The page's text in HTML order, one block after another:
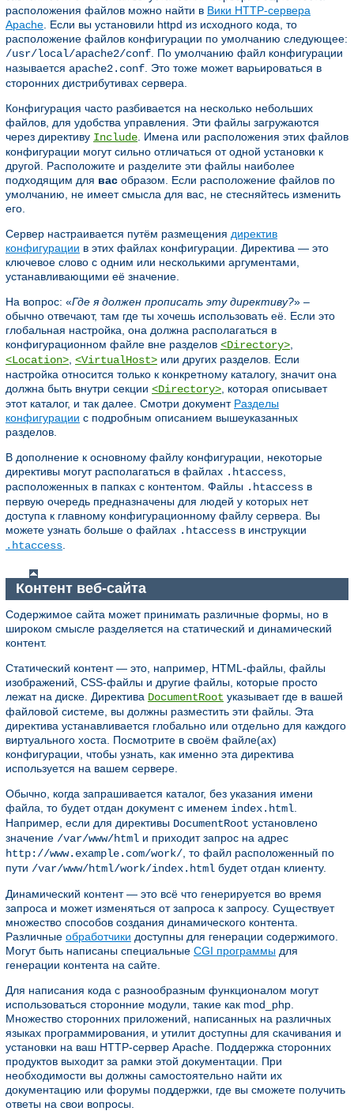
расположения файлов можно найти в Вики HTTP-сервера
Apache . Если вы установили httpd из исходного кода, то
расположение файлов конфигурации по умолчанию следующее:
/usr/local/apache2/conf . По умолчанию файл конфигурации
называется apache2.conf . Это тоже может варьироваться в
сторонних дистрибутивах сервера.
Конфигурация часто разбивается на несколько небольших
файлов, для удобства управления. Эти файлы загружаются
через директиву Include . Имена или расположения этих файлов
конфигурации могут сильно отличаться от одной установки к
другой. Расположите и разделите эти файлы наиболее
подходящим для вас образом. Если расположение файлов по
умолчанию, не имеет смысла для вас, не стесняйтесь изменить
его.
Сервер настраивается путём размещения директив
конфигурации в этих файлах конфигурации. Директива — это
ключевое слово с одним или несколькими аргументами,
устанавливающими её значение.
На вопрос: «Где я должен прописать эту директиву?» –
обычно отвечают, там где ты хочешь использовать её. Если это
глобальная настройка, она должна располагаться в
конфигурационном файле вне разделов <Directory>
<Location> <VirtualHost> или других разделов. Если
настройка относится только к конкретному каталогу, значит она
должна быть внутри секции <Directory> , которая описывает
этот каталог, и так далее. Смотри документ Разделы
конфигурации с подробным описанием вышеуказанных
разделов.
В дополнение к основному файлу конфигурации, некоторые
директивы могут располагаться в файлах .htaccess
расположенных в папках с контентом. Файлы .htaccess в
первую очередь предназначены для людей у которых нет
доступа к главному конфигурационному файлу сервера. Вы
можете узнать больше о файлах .htaccess в инструкции
.htaccess
Контент веб-сайта
Содержимое сайта может принимать различные формы, но в
широком смысле разделяется на статический и динамический
контент.
Статический контент — это, например, HTML-файлы, файлы
изображений, CSS-файлы и другие файлы, которые просто
лежат на диске. Директива DocumentRoot указывает где в вашей
файловой системе, вы должны разместить эти файлы. Эта
директива устанавливается глобально или отдельно для каждого
виртуального хоста. Посмотрите в своём файле(ах)
конфигурации, чтобы узнать, как именно эта директива
используется на вашем сервере.
Обычно, когда запрашивается каталог, без указания имени
файла, то будет отдан документ с именем index.html
Например, если для директивы DocumentRoot установлено
значение /var/www/html и приходит запрос на адрес
http://www.example.com/work/ , то файл расположенный по
пути /var/www/html/work/index.html будет отдан клиенту.
Динамический контент — это всё что генерируется во время
запроса и может изменяться от запроса к запросу. Существует
множество способов создания динамического контента.
Различные обработчики доступны для генерации содержимого.
Могут быть написаны специальные CGI программы для
генерации контента на сайте.
Для написания кода с разнообразным функционалом могут
использоваться сторонние модули, такие как mod_php.
Множество сторонних приложений, написанных на различных
языках программирования, и утилит доступны для скачивания и
установки на ваш HTTP-сервер Apache. Поддержка сторонних
продуктов выходит за рамки этой документации. При
необходимости вы должны самостоятельно найти их
документацию или форумы поддержки, где вы сможете получить
ответы на свои вопросы.